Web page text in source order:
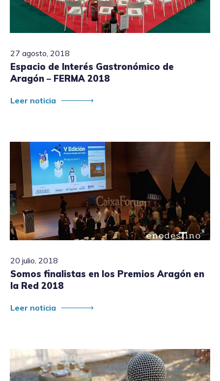
27 agosto, 2018
Espacio de Interés Gastronómico de
Aragón – FERMA 2018
Leer noticia
20 julio, 2018
Somos finalistas en los Premios Aragón en
la Red 2018
Leer noticia